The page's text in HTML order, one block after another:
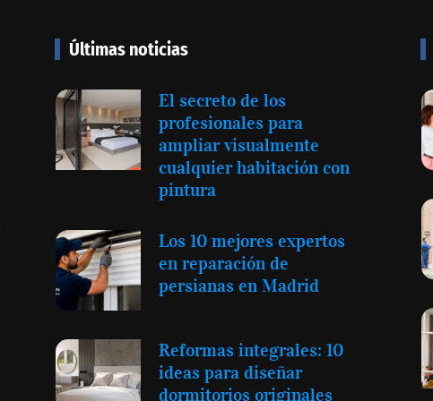
vencer. No pagues el
rescate’: el nuevo libro de
Juan Ricardo Palacio
Escobar
Últimas noticias
El secreto de los
profesionales para
ampliar visualmente
cualquier habitación con
pintura
Los 10 mejores expertos
en reparación de
persianas en Madrid
Reformas integrales: 10
ideas para diseñar
dormitorios originales